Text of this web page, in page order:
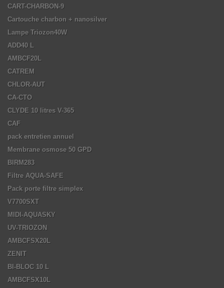
CART-CHARBON-9
Cartouche charbon + nanosilver
Lampe Triozon40W
ADD40 L
AMBCF20L
CATREM
CHLOR-AUT
CA-CTO
CLYDE 10 litres V-365
CAF
pack entretien annuel
Membrane osmose 50 GPD
BIRM283
Filtre AQUA-SAFE
Pack porte filtre simplex
V7700SXT
MIDI-AQUASKY
UV-TRIOZON
AMBCFSX20L
ZENIT
BI-BLOC 10 L
AMBCFSX10L